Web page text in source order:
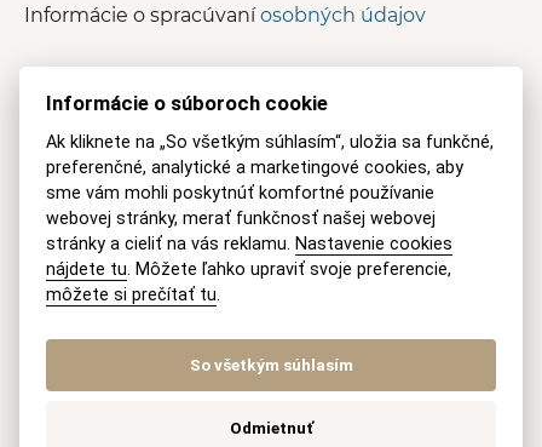
Informácie o spracúvaníosobných údajov
ODOSLAŤ
Mobil
+421 915 046 749 (8-18 h Po-Pia)
recepcia@akmv.sk
Adresa
AKMV advokátska kancelária s. r. o.
Informácie o súboroch cookie
Ak kliknete na „So všetkým súhlasím“, uložia sa funkčné,
preferenčné, analytické a marketingové cookies, aby
sme vám mohli poskytnúť komfortné používanie
webovej stránky, merať funkčnosť našej webovej
stránky a cieliť na vás reklamu. Nastavenie cookies
nájdete tu. Môžete ľahko upraviť svoje preferencie,
môžete si prečítať tu.
So všetkým súhlasím
Odmietnuť